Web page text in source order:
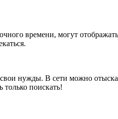
времени, могут
нужды. В сети можно
поискать!